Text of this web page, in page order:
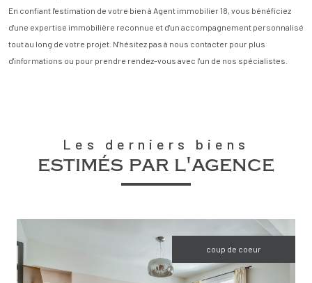
En confiant l'estimation de votre bien à Agent immobilier 18, vous bénéficiez
d'une expertise immobilière reconnue et d'un accompagnement personnalisé
tout au long de votre projet. N'hésitez pas à nous contacter pour plus
d'informations ou pour prendre rendez-vous avec l'un de nos spécialistes.
Les derniers biens
estimés par l'agence
coup de coeur